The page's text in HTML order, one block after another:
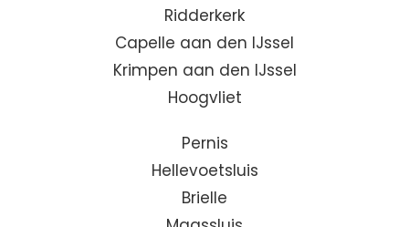
Ridderkerk
Capelle aan den IJssel
Krimpen aan den IJssel
Hoogvliet
Pernis
Hellevoetsluis
Brielle